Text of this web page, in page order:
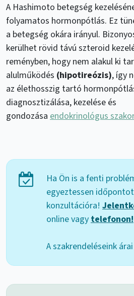
A Hashimoto betegség
folyamatos hormonpótlás. Ez
a betegség okára irányul.
kerülhet rövid távú szteroid
reményben, hogy nem alakul ki
alulműködés (hipotireózis), így
az élethosszig tartó
diagnosztizálása, kezelése és
gondozása endokrinológus
Ha Ön is a fenti
egyeztessen
konzultációra!
online vagy telefonon!
A szakrendeléseink árai